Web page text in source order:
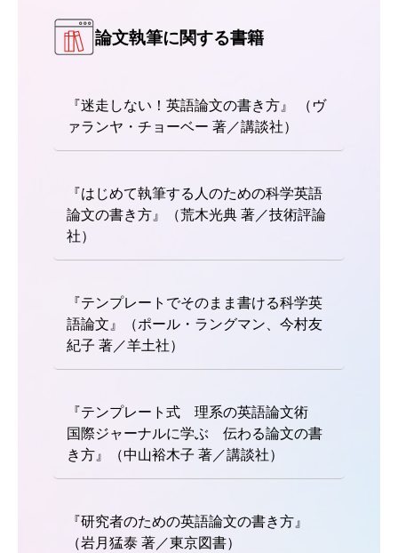
論文執筆に関する書籍
『迷走しない！英語論文の書き方』 （ヴ
ァランヤ・チョーベー 著／講談社）
『はじめて執筆する人のための科学英語
論文の書き方』（荒木光典 著／技術評論
社）
『テンプレートでそのまま書ける科学英
語論文』（ポール・ラングマン、今村友
紀子 著／羊土社）
『テンプレート式 理系の英語論文術
国際ジャーナルに学ぶ 伝わる論文の書
き方』（中山裕木子 著／講談社）
『研究者のための英語論文の書き方』
（岩月猛泰 著／東京図書）